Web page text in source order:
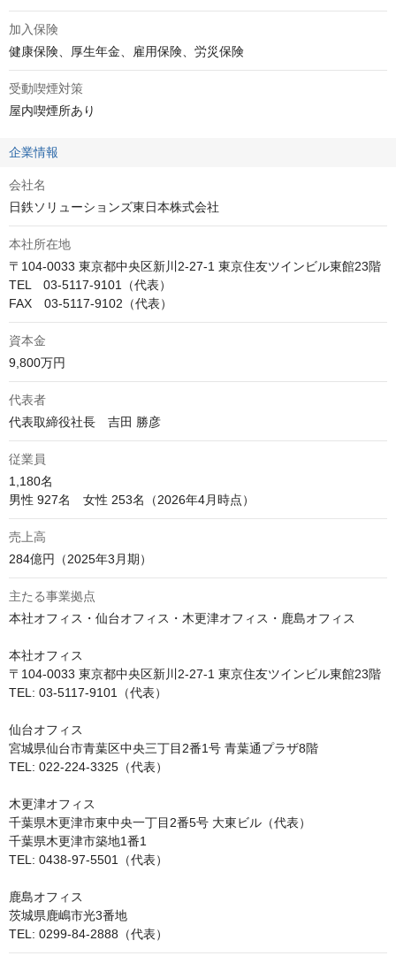
加入保険
健康保険、厚生年金、雇用保険、労災保険
受動喫煙対策
屋内喫煙所あり
企業情報
会社名
日鉄ソリューションズ東日本株式会社
本社所在地
〒104-0033 東京都中央区新川2-27-1 東京住友ツインビル東館23階
TEL　03-5117-9101（代表）
FAX　03-5117-9102（代表）
資本金
9,800万円
代表者
代表取締役社長　吉田 勝彦
従業員
1,180名
男性 927名　女性 253名（2026年4月時点）
売上高
284億円（2025年3月期）
主たる事業拠点
本社オフィス・仙台オフィス・木更津オフィス・鹿島オフィス
本社オフィス
〒104-0033 東京都中央区新川2-27-1 東京住友ツインビル東館23階
TEL: 03-5117-9101（代表）
仙台オフィス
宮城県仙台市青葉区中央三丁目2番1号 青葉通プラザ8階
TEL: 022-224-3325（代表）
木更津オフィス
千葉県木更津市東中央一丁目2番5号 大東ビル（代表）
千葉県木更津市築地1番1
TEL: 0438-97-5501（代表）
鹿島オフィス
茨城県鹿嶋市光3番地
TEL: 0299-84-2888（代表）